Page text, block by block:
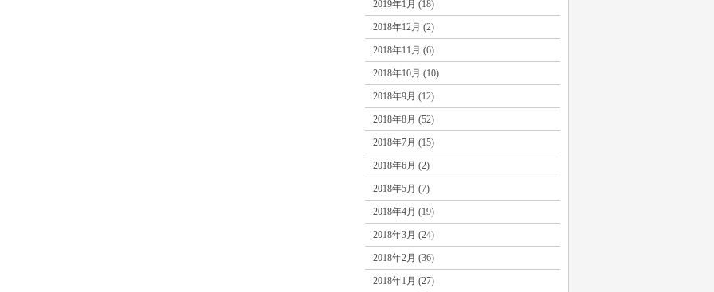
2019年1月 (18)
2018年12月 (2)
2018年11月 (6)
2018年10月 (10)
2018年9月 (12)
2018年8月 (52)
2018年7月 (15)
2018年6月 (2)
2018年5月 (7)
2018年4月 (19)
2018年3月 (24)
2018年2月 (36)
2018年1月 (27)